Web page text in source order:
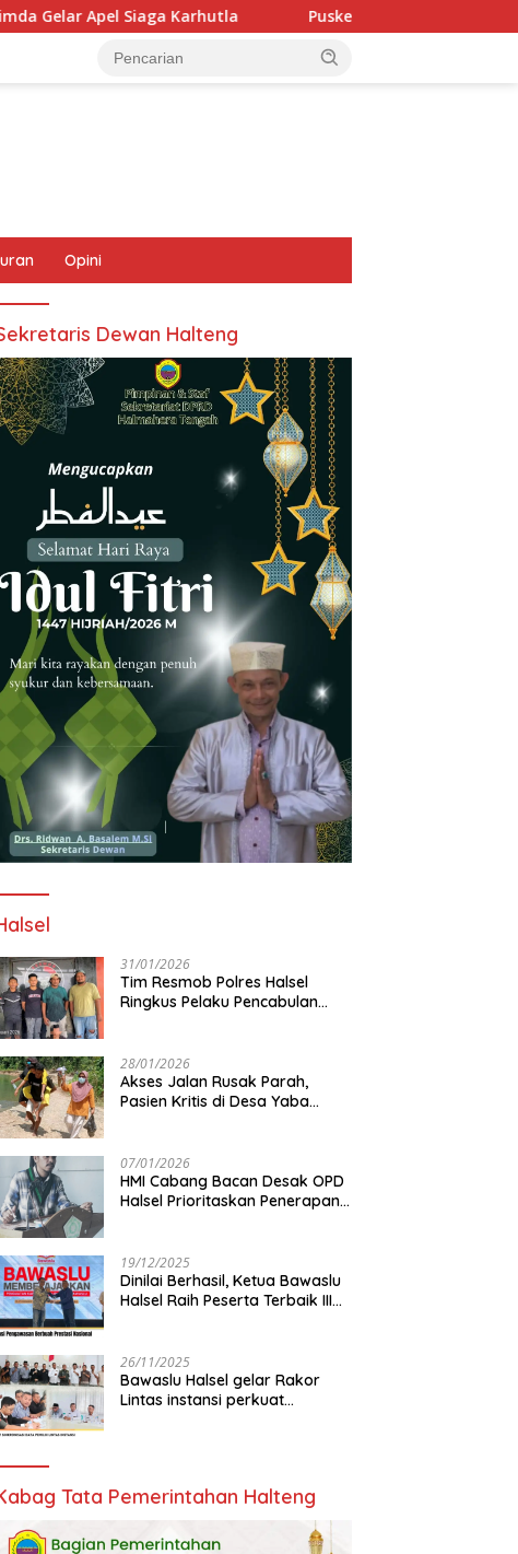
Karhutla Puskesmas Sanana dan Krisis Pelayanan
Opini
Dewan Halteng
31/01/2026
Tim Resmob Polres Halsel
Ringkus Pelaku Pencabulan
28/01/2026
Akses Jalan Rusak Parah,
Pasien Kritis di Desa Yaba
07/01/2026
HMI Cabang Bacan Desak OPD
Halsel Prioritaskan Penerapan
19/12/2025
Dinilai Berhasil, Ketua Bawaslu
Halsel Raih Peserta Terbaik III
26/11/2025
Bawaslu Halsel gelar Rakor
Lintas instansi perkuat
Tata Pemerintahan Halteng